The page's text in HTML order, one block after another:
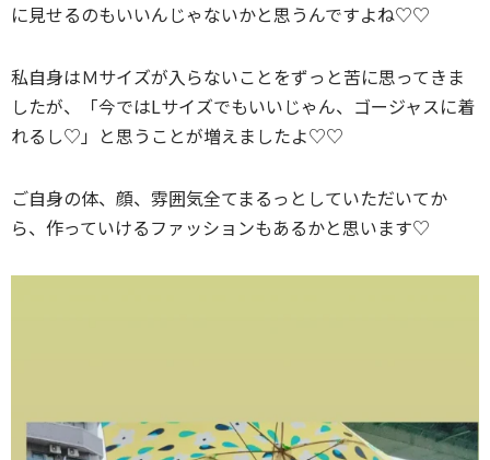
に見せるのもいいんじゃないかと思うんですよね♡♡
私自身はＭサイズが入らないことをずっと苦に思ってきま
したが、「今ではLサイズでもいいじゃん、ゴージャスに着
れるし♡」と思うことが増えましたよ♡♡
ご自身の体、顔、雰囲気全てまるっとしていただいてか
ら、作っていけるファッションもあるかと思います♡